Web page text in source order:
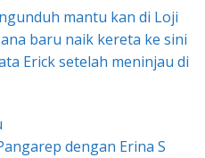
mantu kan di Loji
baru naik kereta ke sini
Erick setelah meninjau di
dengan Erina S